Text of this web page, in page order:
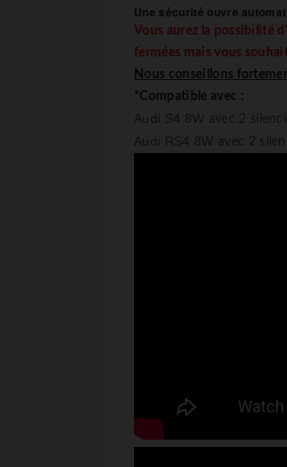
Une sécurité ouvre
Vous aurez la possibilité
fermées mais vous
Nous conseillons
*Compatible avec :
Audi S4 8W avec 2
Audi RS4 8W avec 2